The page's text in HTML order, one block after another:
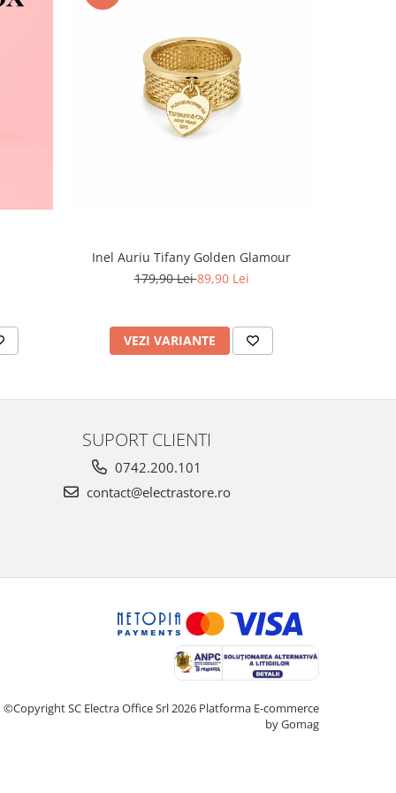
Inel Auriu Tifany Golden Glamour
179,90 Lei89,90 Lei
VEZI VARIANTE
SUPORT CLIENTI
0742.200.101
contact@electrastore.ro
©Copyright SC Electra Office Srl 2026 Platforma E-commerce
by Gomag